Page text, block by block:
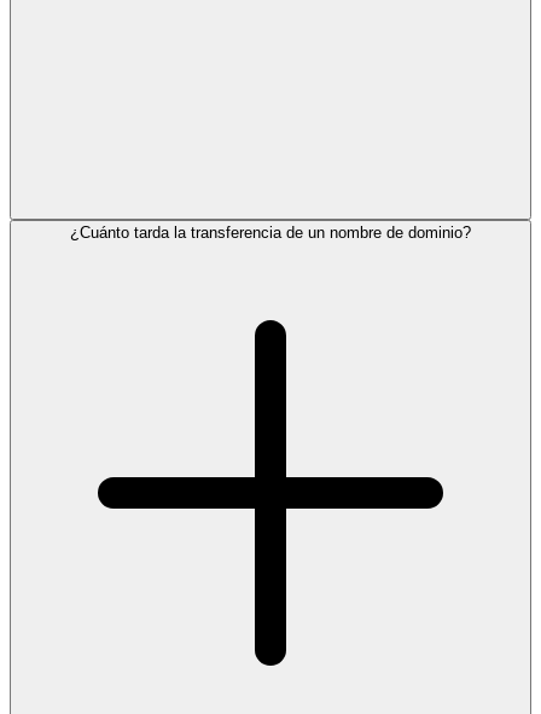
¿Cuánto tarda la transferencia de un nombre de dominio?